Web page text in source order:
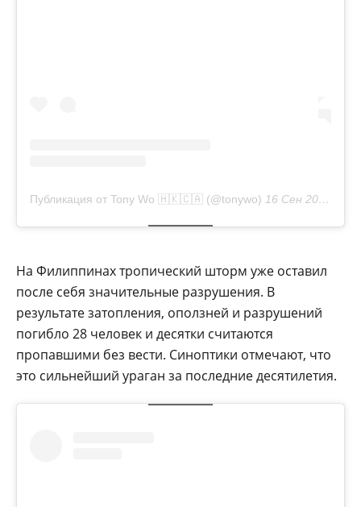
Публикация от Tony Wo 🇭🇰🇨🇦 (@tonywo) 16 Сен 2018 в 1:56 PDT
На Филиппинах тропический шторм уже оставил
после себя значительные разрушения. В
результате затопления, оползней и разрушений
погибло 28 человек и десятки считаются
пропавшими без вести. Синоптики отмечают, что
это сильнейший ураган за последние десятилетия.